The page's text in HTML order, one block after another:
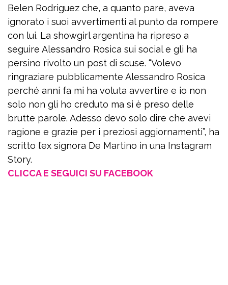
Belen Rodriguez che, a quanto pare, aveva
ignorato i suoi avvertimenti al punto da rompere
con lui. La showgirl argentina ha ripreso a
seguire Alessandro Rosica sui social e gli ha
persino rivolto un post di scuse. “Volevo
ringraziare pubblicamente Alessandro Rosica
perché anni fa mi ha voluta avvertire e io non
solo non gli ho creduto ma si è preso delle
brutte parole. Adesso devo solo dire che avevi
ragione e grazie per i preziosi aggiornamenti”, ha
scritto l’ex signora De Martino in una Instagram
Story.
CLICCA E SEGUICI SU FACEBOOK